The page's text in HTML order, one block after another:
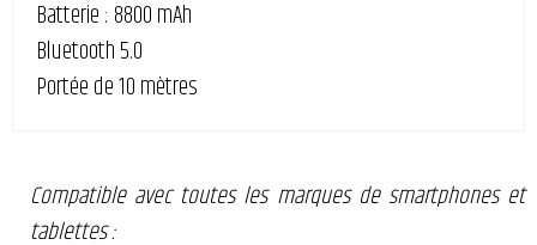
Batterie : 8800 mAh
Bluetooth 5.0
Portée de 10 mètres
Compatible avec toutes les marques de smartphones et
tablettes :